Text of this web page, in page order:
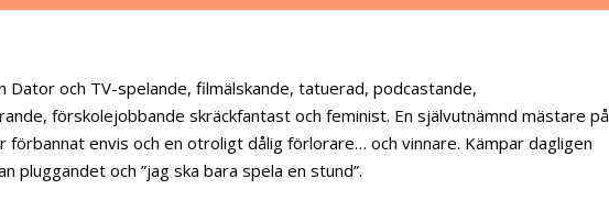
Dator och TV-spelande, filmälskande, tatuerad, podcastande,
förskolejobbande skräckfantast och feminist. En självutnämnd mästare på
förbannat envis och en otroligt dålig förlorare… och vinnare. Kämpar dagligen
pluggandet och ”jag ska bara spela en stund”.